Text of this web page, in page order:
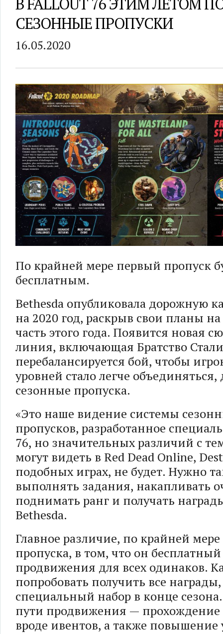
В FALLOUT 76 ЭТИМ ЛЕТОМ
СЕЗОННЫЕ ПРОПУСКИ
16.05.2020
По крайней мере первый пропуск
бесплатным.
Bethesda опубликовала дорожную
на 2020 год, раскрыв свои планы
часть этого года. Появится новая
линия, включающая Братство
перебалансируется бой, чтобы
уровней стало легче объединяться,
сезонные пропуска.
«Это наше видение системы
пропусков, разработанное
76, но значительных различий с
могут видеть в Red Dead Online,
подобных играх, не будет. Нужно
выполнять задания, накапливать
поднимать ранг и получать
Bethesda.
Главное различие, по крайней мере
пропуска, в том, что он
продвижения для всех одинаков.
попробовать получить все
специальный набор в конце
пути продвижения —
вроде ивентов, а также повышение